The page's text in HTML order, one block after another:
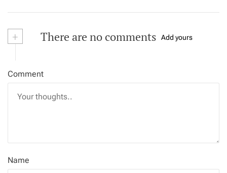
+ There are no comments Add yours
Comment
Name